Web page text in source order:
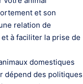
et son
relation de
à faciliter la prise de
domestiques
dépend des politiques